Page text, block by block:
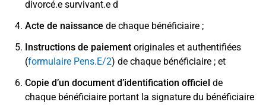
divorcé.e survivant.e d
Acte de naissance de chaque bénéficiaire ;
Instructions de paiement originales et authentifiées
(formulaire Pens.E/2) de chaque bénéficiaire ; et
Copie d’un document d’identification officiel de
chaque bénéficiaire portant la signature du bénéficiaire